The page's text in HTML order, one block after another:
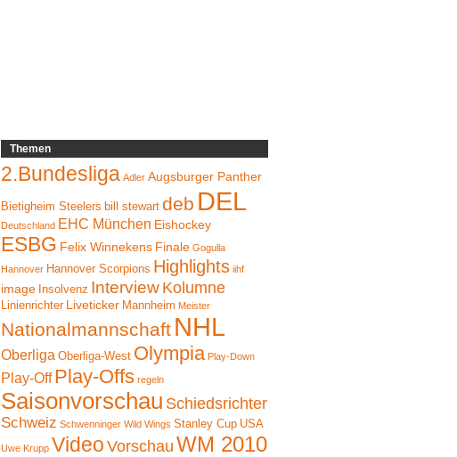
Themen
2.Bundesliga Adler Augsburger Panther
Bietigheim Steelers bill stewart deb DEL
Deutschland EHC München Eishockey
ESBG Felix Winnekens Finale Gogulla
Hannover Hannover Scorpions Highlights iihf
image Insolvenz Interview Kolumne
Linienrichter Liveticker Mannheim Meister
Nationalmannschaft NHL
Oberliga Oberliga-West Olympia Play-Down
Play-Off Play-Offs regeln
Saisonvorschau Schiedsrichter
Schweiz Schwenninger Wild Wings Stanley Cup USA
Uwe Krupp Video Vorschau WM 2010